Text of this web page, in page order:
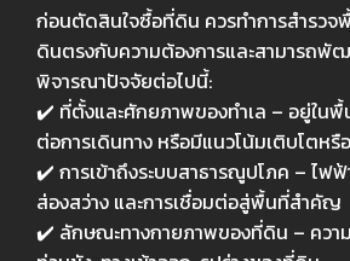
ก่อนตัดสินใจซื้อที่ดิน ควรทำการสำรวจ
ดินตรงกับความต้องการและสามารถพั
พิจารณาปัจจัยต่อไปนี้:
✔️ ที่ตั้งและศักยภาพของทำเล – อยู่ในพื้
ต่อการเดินทาง หรือมีแนวโน้มเติบโตหรื
✔️ การเข้าถึงระบบสาธารณูปโภค – ไฟฟ้
ส่องสว่าง และการเชื่อมต่อสู่พื้นที่สำคัญ
✔️ ลักษณะทางกายภาพของที่ดิน – คว